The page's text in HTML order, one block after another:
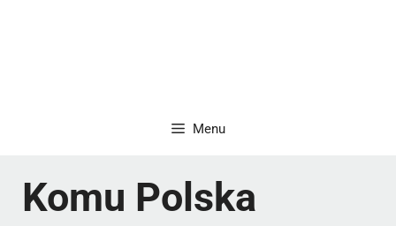
Menu
Komu Polska